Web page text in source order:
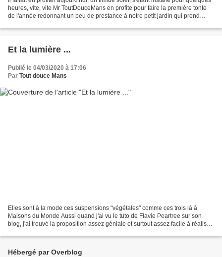
heures, vite, vite Mr ToutDouceMans en profite pour faire la première tonte
de l'année redonnant un peu de prestance à notre petit jardin qui prend
Et la lumière ...
Publié le 04/03/2020 à 17:06
Par Tout douce Mans
Elles sont à la mode ces suspensions "végétales" comme ces trois là à
Maisons du Monde Aussi quand j'ai vu le tuto de Flavie Peartree sur son
blog, j'ai trouvé la proposition assez géniale et surtout assez facile à réaliser
Hébergé par Overblog